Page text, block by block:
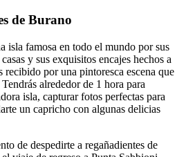
de Burano
isla famosa en todo el mundo por sus
y sus exquisitos encajes hechos a
recibido por una pintoresca escena que
alrededor de 1 hora para
isla, capturar fotos perfectas para
un capricho con algunas delicias
de despedirte a regañadientes de